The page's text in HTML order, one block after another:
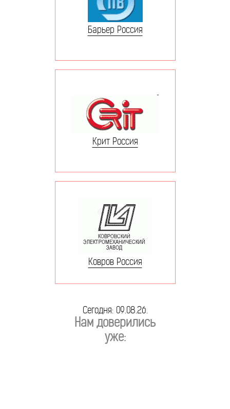
Барьер Россия
Крит Россия
Ковров Россия
Сегодня: 09.08.26.
Нам доверились
уже: